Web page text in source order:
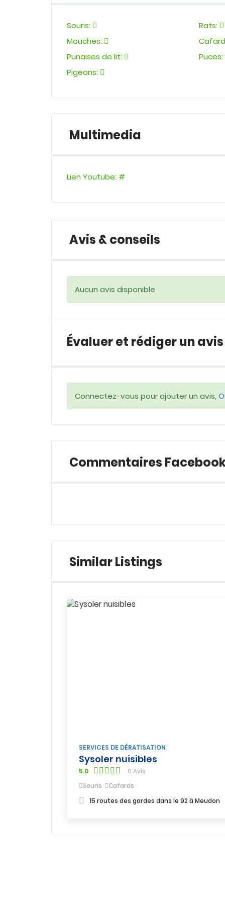
Souris:
Rats:
Mouches:
Punaises de lit:
Puces:
Pigeons:
Multimedia
Lien Youtube: #
Avis & conseils
Aucun avis disponible
Évaluer et rédiger un avis
Connectez-vous pour ajouter un avis,
Commentaires
Similar Listings
SERVICES DE DÉRATISATION
Sysoler nuisibles
5.0
0 Avis
Souris
Cafards
15 routes des gardes dans le 92 à Meudon